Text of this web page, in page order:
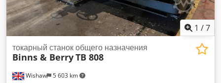
1 /7
Wishaw 5 603 km
токарный станок общего назначения
Binns & BerryTB 808